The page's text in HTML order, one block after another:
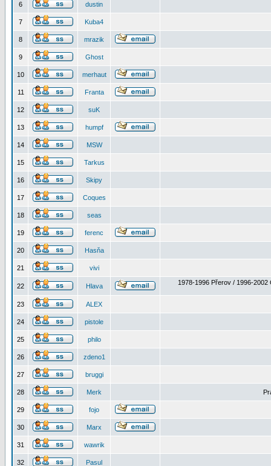
6 dustin
7 Kuba4
8 mrazik
9 Ghost
10 merhaut
11 Franta
12 suK
13 humpf
14 MSW
15 Tarkus
16 Skipy
17 Coques
18 seas
19 ferenc
20 Hasňa
21 vivi
22 Hlava 1978-1996 Přerov / 1996-2002
23 ALEX
24 pistole
25 philo
26 zdeno1
27 bruggi
28 Merk
29 fojo
30 Marx
31 wawrik
32 Pasul